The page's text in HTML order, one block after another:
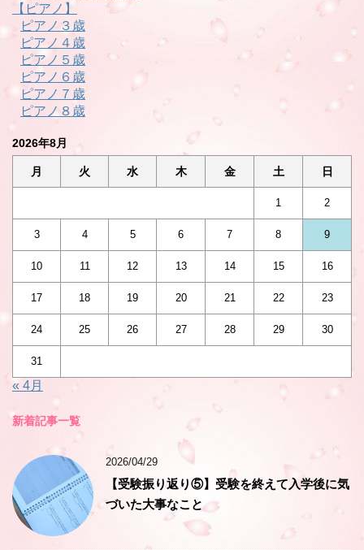
【ピアノ】
ピアノ３歳
ピアノ４歳
ピアノ５歳
ピアノ６歳
ピアノ７歳
ピアノ８歳
2026年8月
月 火 水 木 金 土 日
1 2
3 4 5 6 7 8 9
10 11 12 13 14 15 16
17 18 19 20 21 22 23
24 25 26 27 28 29 30
31
« 4月
新着記事一覧
2026/04/29
【受験振り返り⑤】受験を終えて入学後に気
づいた大事なこと